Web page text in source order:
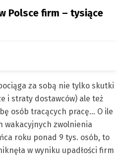
Polsce firm – tysiące
za sobą nie tylko skutki
i straty dostawców) ale też
osób tracących pracę… O ile
wakacyjnych zwolnienia
roku ponad 9 tys. osób, to
w wyniku upadłości firm